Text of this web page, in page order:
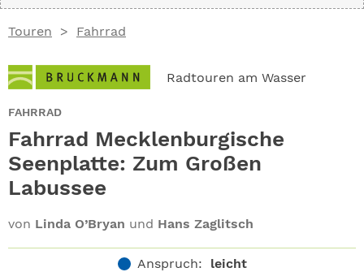
Touren Fahrrad
Radtouren am Wasser
FAHRRAD
Fahrrad Mecklenburgische
Seenplatte: Zum Großen
Labussee
von Linda O’Bryan und Hans Zaglitsch
Anspruch: leicht
ABO
GEWINNEN
NEWSLETTER
ALLE THEMEN